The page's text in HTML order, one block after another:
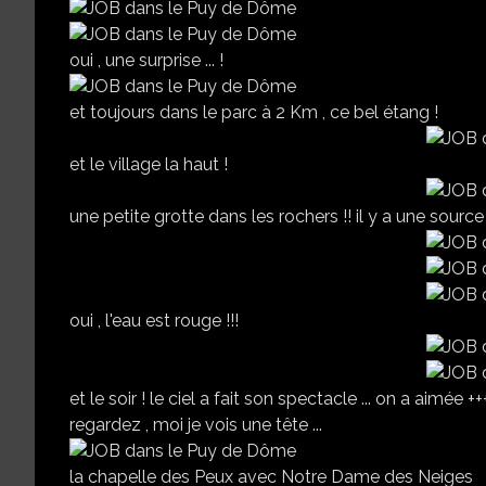
oui , une surprise ... !
et toujours dans le parc à 2 Km , ce bel étang !
et le village la haut !
une petite grotte dans les rochers !! il y a une source
oui , l'eau est rouge !!!
et le soir ! le ciel a fait son spectacle ... on a aimée
regardez , moi je vois une tête ...
la chapelle des Peux avec Notre Dame des Neiges